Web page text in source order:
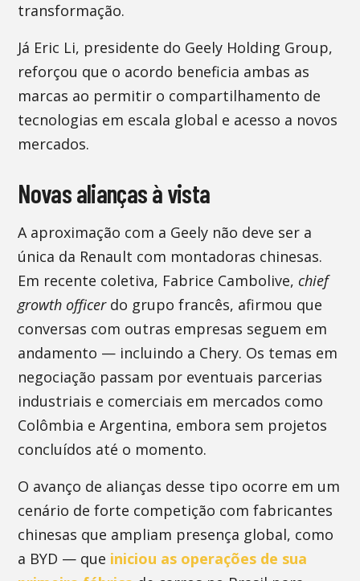
transformação.
Já Eric Li, presidente do Geely Holding Group,
reforçou que o acordo beneficia ambas as
marcas ao permitir o compartilhamento de
tecnologias em escala global e acesso a novos
mercados.
Novas alianças à vista
A aproximação com a Geely não deve ser a
única da Renault com montadoras chinesas.
Em recente coletiva, Fabrice Cambolive, chief
growth officerdo grupo francês, afirmou que
conversas com outras empresas seguem em
andamento — incluindo a Chery. Os temas em
negociação passam por eventuais parcerias
industriais e comerciais em mercados como
Colômbia e Argentina, embora sem projetos
concluídos até o momento.
O avanço de alianças desse tipo ocorre em um
cenário de forte competição com fabricantes
chinesas que ampliam presença global, como
a BYD — que iniciou as operações de sua